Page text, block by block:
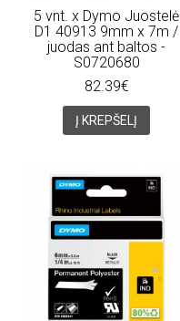
5 vnt. x Dymo Juostelė
D1 40913 9mm x 7m /
juodas ant baltos -
S0720680
82.39€
Į KREPŠELĮ